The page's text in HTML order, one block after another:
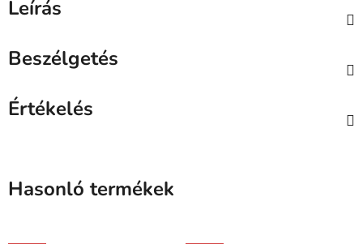
Leírás
Beszélgetés
Értékelés
Hasonló termékek